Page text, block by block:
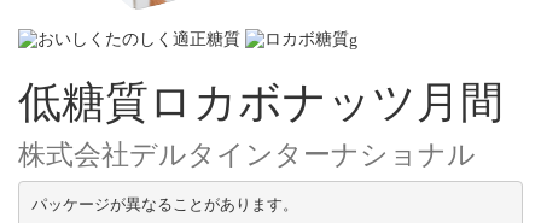
g
低糖質ロカボナッツ月間
株式会社デルタインターナショナル
パッケージが異なることがあります。